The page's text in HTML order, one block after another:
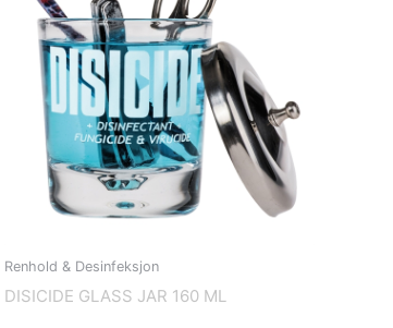
Renhold & Desinfeksjon
DISICIDE GLASS JAR 160 ML